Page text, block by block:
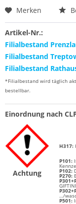
Merken
Artikel-Nr.:
Filialbestand
Filialbestand
Filialbestand
*Filialbestand wird täglich
bestellbar.
Einordnung nach
Achtung
H317:
P101:
P102:
P270:
…/
P501: